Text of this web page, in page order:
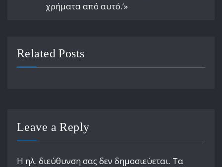
χρήματα από αυτό.’»
Related Posts
Leave a Reply
Η ηλ. διεύθυνση σας δεν δημοσιεύεται. Τα